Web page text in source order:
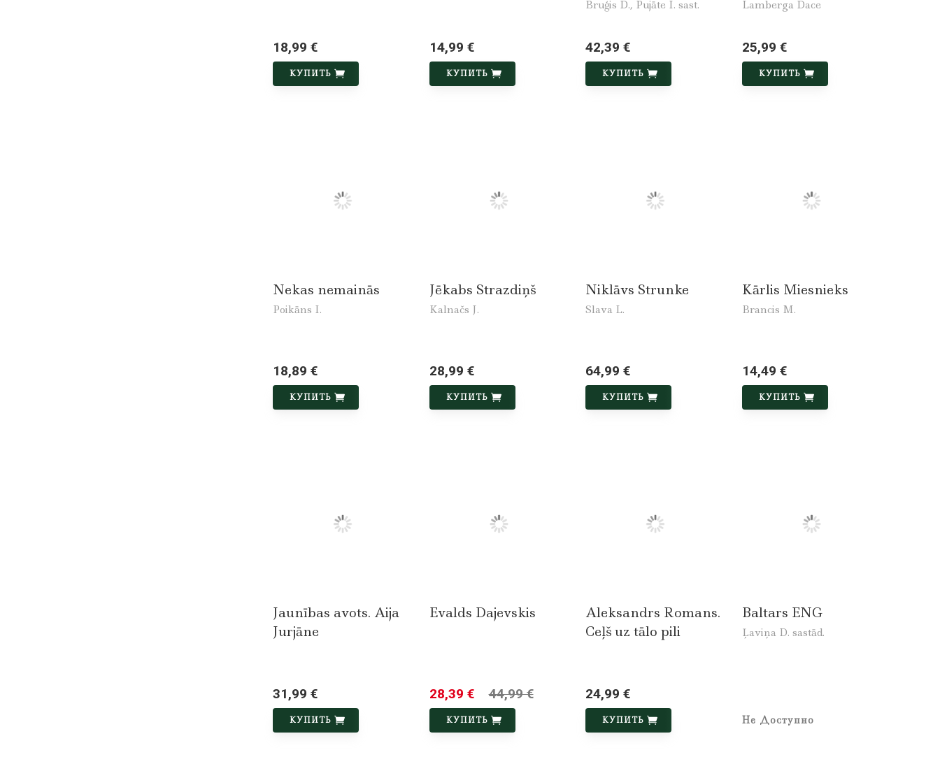
18,99 €
КУПИТЬ
14,99 €
КУПИТЬ
Bruģis D., Pujāte I. sast.
42,39 €
КУПИТЬ
Lamberga Dace
25,99 €
КУПИТЬ
Nekas nemainās
Poikāns I.
18,89 €
КУПИТЬ
Jēkabs Strazdiņš
Kalnačs J.
28,99 €
КУПИТЬ
Niklāvs Strunke
Slava L.
64,99 €
КУПИТЬ
Kārlis Miesnieks
Brancis M.
14,49 €
КУПИТЬ
Jaunības avots. Aija
Jurjāne
31,99 €
КУПИТЬ
Evalds Dajevskis
28,39 € 44,99 €
КУПИТЬ
Aleksandrs Romans.
Ceļš uz tālo pili
24,99 €
КУПИТЬ
Baltars ENG
Ļaviņa D. sastād.
Не Доступно